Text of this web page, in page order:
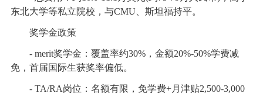
东北大学等私立院校，与CMU、斯坦福持平。
奖学金政策
- merit奖学金：覆盖率约30%，金额20%-50%学费减
免，首届国际生获奖率偏低。
- TA/RA岗位：名额有限，免学费+月津贴2,500-3,000